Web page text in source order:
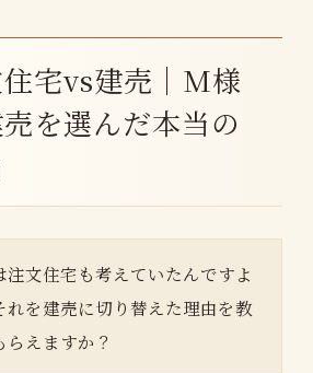
宅vs建売｜M様
を選んだ本当の
注文住宅も考えていたんですよ
れを建売に切り替えた理由を教
らえますか？